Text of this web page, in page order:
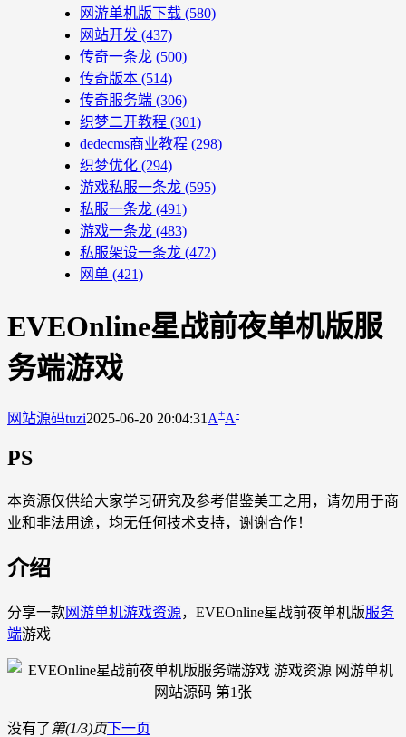
网游单机版下载 (580)
网站开发 (437)
传奇一条龙 (500)
传奇版本 (514)
传奇服务端 (306)
织梦二开教程 (301)
dedecms商业教程 (298)
织梦优化 (294)
游戏私服一条龙 (595)
私服一条龙 (491)
游戏一条龙 (483)
私服架设一条龙 (472)
网单 (421)
EVEOnline星战前夜单机版服
务端游戏
网站源码tuzi2025-06-20 20:04:31 A+A-
PS
本资源仅供给大家学习研究及参考借鉴美工之用，请勿用于商
业和非法用途，均无任何技术支持，谢谢合作！
介绍
分享一款网游单机游戏资源，EVEOnline星战前夜单机版服务
端游戏
没有了 第(1/3)页下一页